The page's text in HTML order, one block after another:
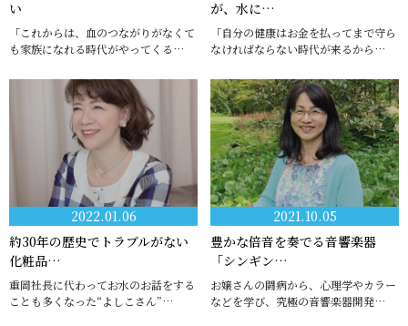
い
「これからは、血のつながりがなくて
も家族になれる時代がやってくる…
が、水に…
「自分の健康はお金を払ってまで守ら
なければならない時代が来るから…
2022.01.06
約30年の歴史でトラブルがない
化粧品…
重岡社長に代わってお水のお話をする
ことも多くなった“よしこさん”…
2021.10.05
豊かな倍音を奏でる音響楽器
「シンギン…
お嬢さんの闘病から、心理学やカラー
などを学び、究極の音響楽器開発…